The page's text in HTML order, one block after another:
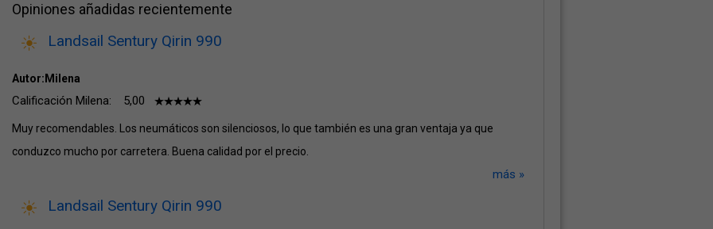
Opiniones añadidas recientemente
Landsail Sentury Qirin 990
Autor:Milena
Calificación Milena: 5,00
Muy recomendables. Los neumáticos son silenciosos, lo que también es una gran ventaja ya que
conduzco mucho por carretera. Buena calidad por el precio.
más »
Landsail Sentury Qirin 990